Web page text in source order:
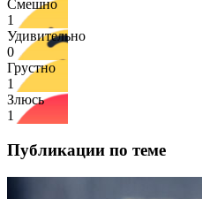
Смешно
1
Удивительно
0
Грустно
1
Злюсь
1
Публикации по теме